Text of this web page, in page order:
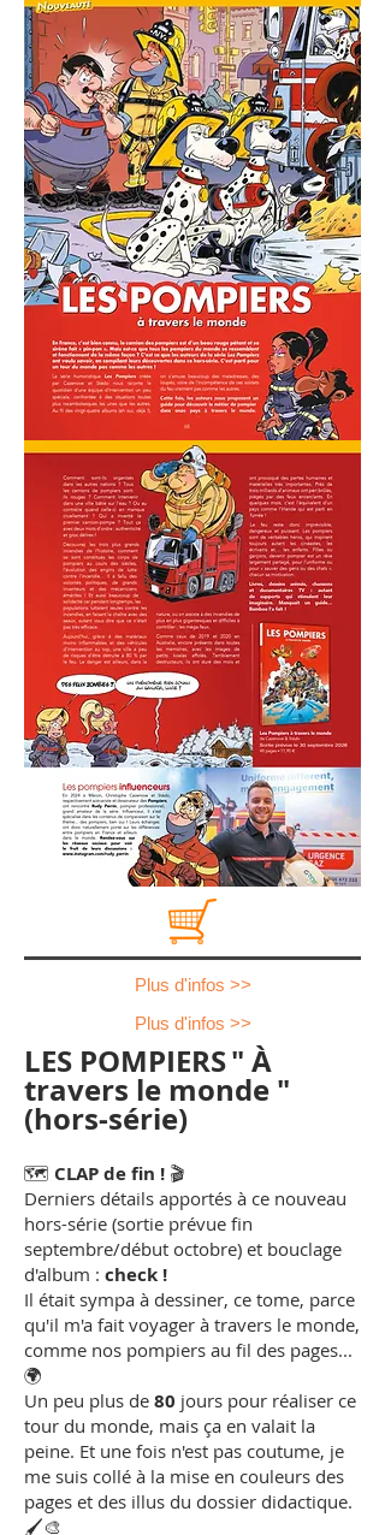
Plus d'infos >>
Plus d'infos >>
LES POMPIERS" À
travers le monde "
(hors-série)
🗺️ CLAP de fin ! 🎬
Derniers détails apportés à ce nouveau
hors-série (sortie prévue fin
septembre/début octobre) et bouclage
d'album : check !
Il était sympa à dessiner, ce tome, parce
qu'il m'a fait voyager à travers le monde,
comme nos pompiers au fil des pages...
🌍
Un peu plus de 80 jours pour réaliser ce
tour du monde, mais ça en valait la
peine. Et une fois n'est pas coutume, je
me suis collé à la mise en couleurs des
pages et des illus du dossier didactique.
🖌️🎨